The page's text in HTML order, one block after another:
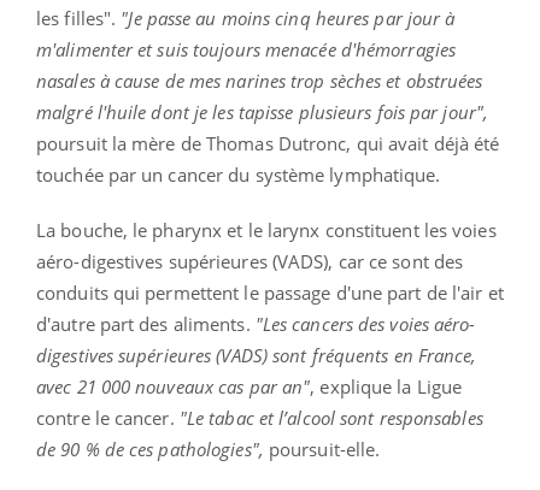
les filles". "Je passe au moins cinq heures par jour à
m'alimenter et suis toujours menacée d'hémorragies
nasales à cause de mes narines trop sèches et ­obstruées
malgré l'huile dont je les tapisse plusieurs fois par jour",
poursuit la mère de Thomas Dutronc, qui avait déjà été
touchée par un cancer du système lymphatique.
La bouche, le pharynx et le larynx constituent les voies
aéro-digestives supérieures (VADS), car ce sont des
conduits qui permettent le passage d'une part de l'air et
d'autre part des aliments. "Les cancers des voies aéro-
digestives supérieures (VADS) sont fréquents en France,
avec 21 000 nouveaux cas par an", explique la Ligue
contre le cancer. "Le tabac et l’alcool sont responsables
de 90 % de ces pathologies", poursuit-elle.